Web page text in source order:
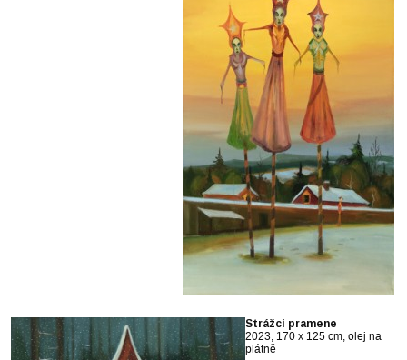
Strážci pramene
2023, 170 x 125 cm, olej na
plátně